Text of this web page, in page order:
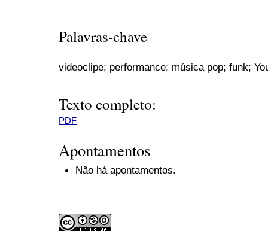
Palavras-chave
videoclipe; performance; música pop; funk;
Texto completo:
PDF
Apontamentos
Não há apontamentos.